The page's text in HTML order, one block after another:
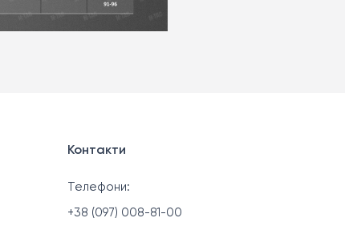
Контакти
Телефони:
+38 (097) 008-81-00